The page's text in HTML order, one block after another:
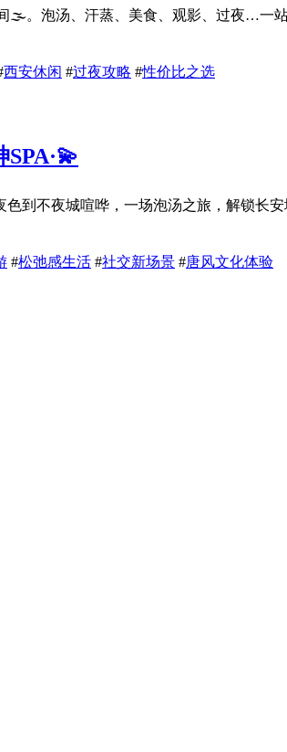
🌫️。泡汤、汗蒸、美食、观影、过夜…一
西安休闲 #过夜攻略 #性价比之选
到不夜城喧哗，一场泡汤之旅，解锁长
#松弛感生活 #社交新场景 #唐风文化体验